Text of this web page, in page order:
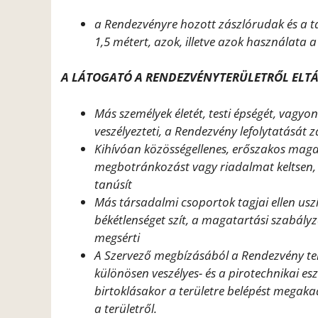
a Rendezvényre hozott zászlórudak és
1,5 métert, azok, illetve azok használata
A LÁTOGATÓ A RENDEZVÉNYTERÜLETRŐL
Más személyek életét, testi épségét,
veszélyezteti, a Rendezvény lefolytatását
Kihívóan közösségellenes, erőszakos
megbotránkozást vagy riadalmat
tanúsít
Más társadalmi csoportok tagjai ellen
békétlenséget szít, a magatartási
megsérti
A Szervező megbízásából a
különösen veszélyes- és a pirotechnikai
birtoklásakor a területre belépést
a területről.